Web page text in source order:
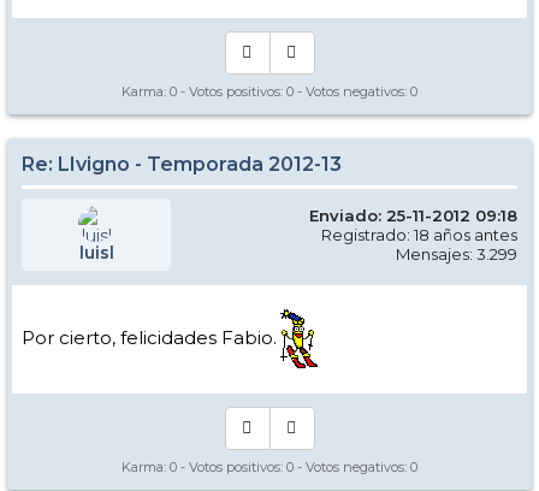
Karma: 0 - Votos positivos: 0 - Votos negativos: 0
Re: LIvigno - Temporada 2012-13
luisl
Enviado: 25-11-2012 09:18
Registrado: 18 años antes
Mensajes: 3.299
Por cierto, felicidades Fabio.
Karma: 0 - Votos positivos: 0 - Votos negativos: 0